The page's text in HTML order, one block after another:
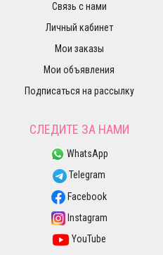
Связь с нами
Личный кабинет
Мои заказы
Мои объявления
Подписаться на рассылку
СЛЕДИТЕ ЗА НАМИ
WhatsApp
Telegram
Facebook
Instagram
YouTube